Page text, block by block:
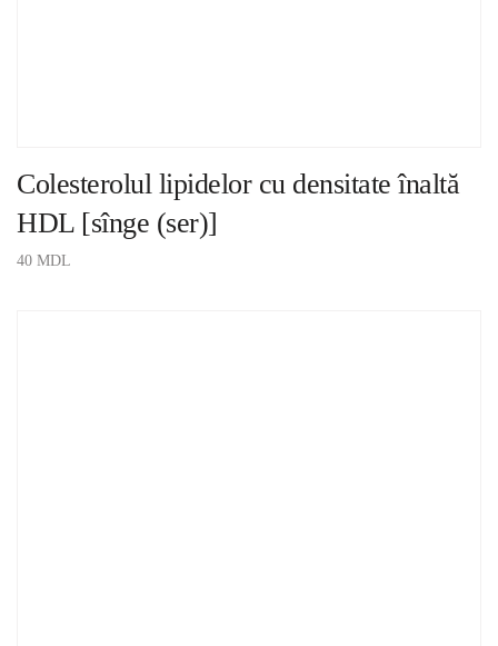
Colesterolul lipidelor cu densitate înaltă
HDL [sînge (ser)]
40 MDL